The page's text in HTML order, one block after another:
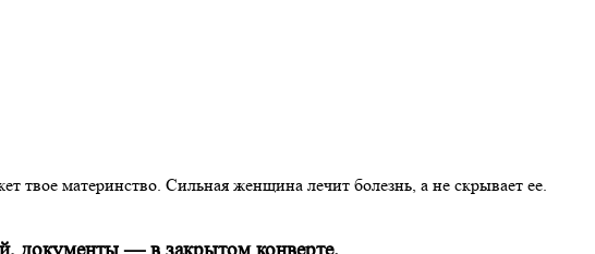
твое материнство. Сильная женщина лечит болезнь, а не скрывает ее.